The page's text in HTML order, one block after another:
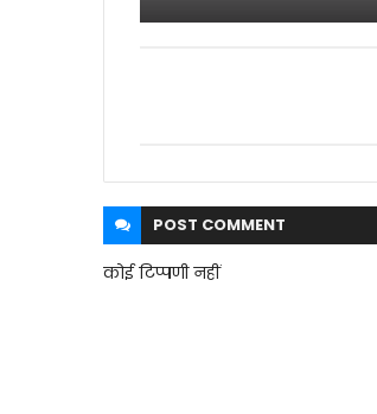
POST COMMENT
कोई टिप्पणी नहीं